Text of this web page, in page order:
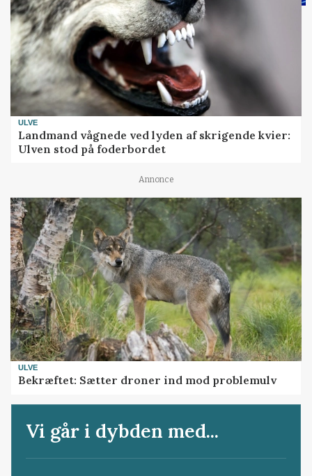
ULVE
Landmand vågnede ved lyden af skrigende kvier:
Ulven stod på foderbordet
Annonce
ULVE
Bekræftet: Sætter droner ind mod problemulv
Vi går i dybden med...